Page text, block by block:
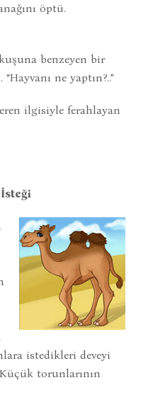
öptü.
benzeyen bir
ne yaptın?..”
ilgisiyle ferahlayan
İsteği
istedikleri deveyi
torunlarının